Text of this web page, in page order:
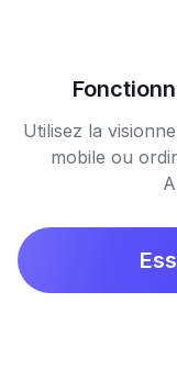
Utilisez la
mobile ou